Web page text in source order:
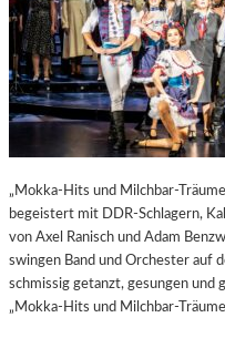
„Mokka-Hits und Milchbar-
begeistert mit DDR-Schlagern,
von Axel Ranisch und Adam
swingen Band und Orchester auf
schmissig getanzt, gesungen
„Mokka-Hits und Milchbar-